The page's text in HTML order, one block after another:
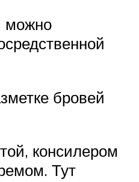
можно
бровей
консилером
Тут